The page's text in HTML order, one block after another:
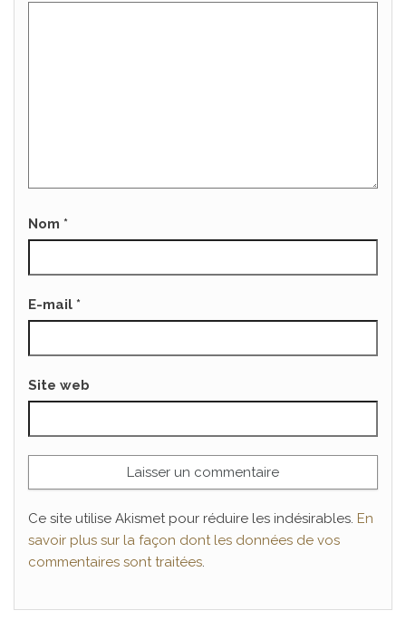
Nom *
E-mail *
Site web
Ce site utilise Akismet pour réduire les indésirables. En
savoir plus sur la façon dont les données de vos
commentaires sont traitées.